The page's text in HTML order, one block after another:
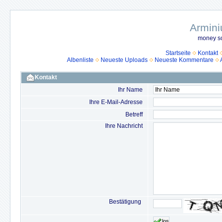
money
Startseite
Kontakt
Albenliste
Neueste Uploads Neueste Kommentare
Kontakt
Ihr Name
Ihre E-Mail-Adresse
Betreff
Ihre Nachricht
Bestätigung